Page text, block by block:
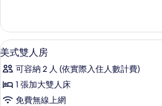
的
所
有
相
片
家
庭
房
詳
情
顯
示
美
式
高級
14
美式雙人房
可容納 2 人 (依實際入住人數計費)
1 張加大雙人床
免費無線上網